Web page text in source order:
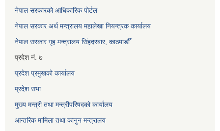
नेपाल सरकारको आधिकारिक पोर्टल
नेपाल सरकार अर्थ मन्त्रालय महालेखा नियन्त्रक कार्यालय
नेपाल सरकार गृह मन्त्रालय सिंहदरबार, काठमाडौँ
प्रदेश नं. ७
प्रदेश प्रमुखको कार्यालय
प्रदेश सभा
मुख्य मन्त्री तथा मन्त्रीपरिषदको कार्यालय
आन्तरिक मामिला तथा कानुन मन्त्रालय